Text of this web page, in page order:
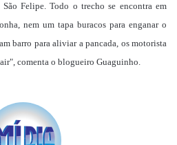
Felipe. Todo o trecho se encontra em
nem um tapa buracos para enganar o
barro para aliviar a pancada, os motorista
comenta o blogueiro Guaguinho.